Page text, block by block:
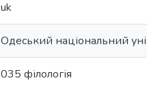
uk
Одеський національний
035 філологія